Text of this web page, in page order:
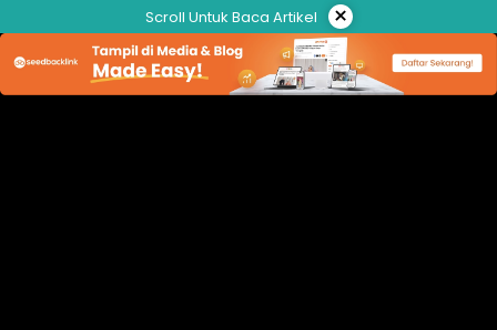
ke
konten
Scroll Untuk Baca Artikel ×